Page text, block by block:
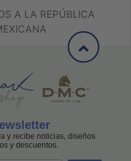
A LA REPÚBLICA
y recibe noticias, diseños
y descuentos.